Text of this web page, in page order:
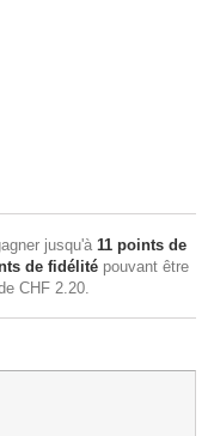
jusqu'à 11 points de
de fidélité pouvant être
CHF 2.20.